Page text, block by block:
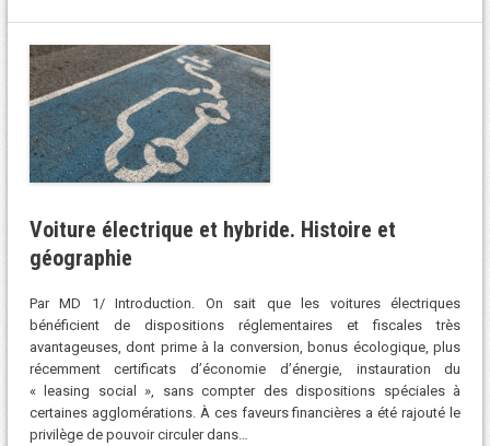
Voiture électrique et hybride. Histoire et
géographie
Par MD 1/ Introduction. On sait que les voitures électriques
bénéficient de dispositions réglementaires et fiscales très
avantageuses, dont prime à la conversion, bonus écologique, plus
récemment certificats d’économie d’énergie, instauration du
« leasing social », sans compter des dispositions spéciales à
certaines agglomérations. À ces faveurs financières a été rajouté le
privilège de pouvoir circuler dans…